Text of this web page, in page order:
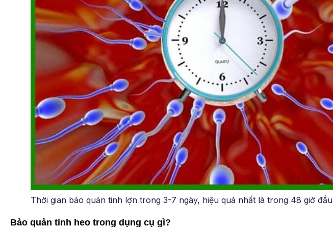
Thời gian bảo quản tinh lợn trong 3-7 ngày, hiệu quả nhất là trong 48 giờ đầu
Bảo quản tinh heo trong dụng cụ gì?